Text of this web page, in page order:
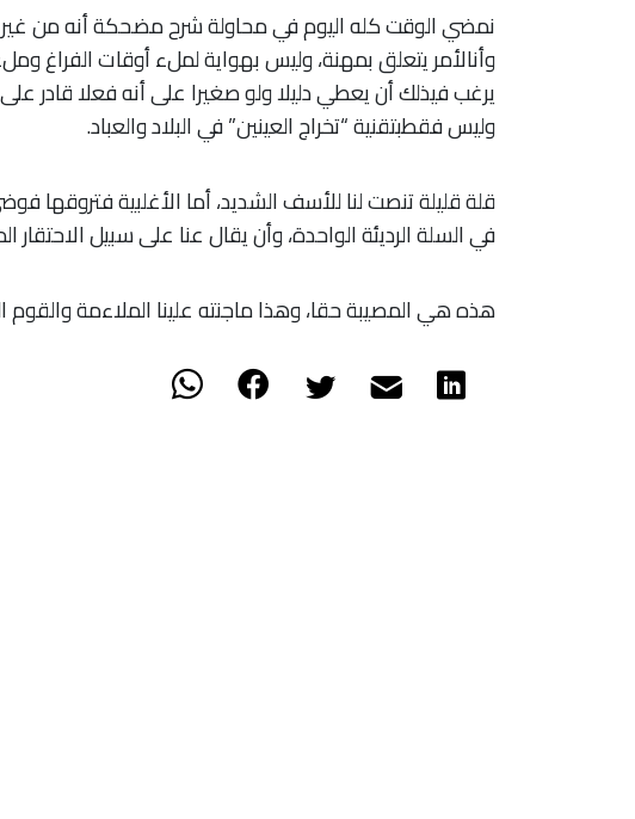
وأنالأمر يتعلق بمهنة، وليس بهواية لملء أوقات الفراغ
يرغب فيذلك أن يعطي دليلا ولو صغيرا على أنه فعلا قادر
وليس فقطبتقنية “تخراج العينين” في البلاد والعباد.
قلة قليلة تنصت لنا للأسف الشديد، أما الأغلبية
في السلة الرديئة الواحدة، وأن يقال عنا على سبيل
هذه هي المصيبة حقا، وهذا ماجنته علينا الملاءمة والقوم